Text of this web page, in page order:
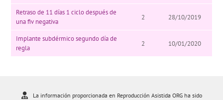
Retraso de 11 días 1 ciclo después de
una fiv negativa
2 28/10/2019
Implante subdérmico segundo día de
regla
2 10/01/2020
La información proporcionada en Reproducción Asistida ORG ha sido